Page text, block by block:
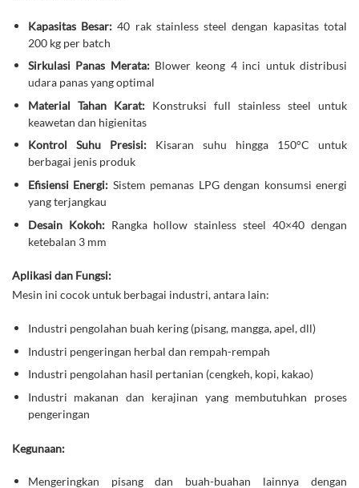
Kapasitas Besar: 40 rak stainless steel dengan kapasitas total
200 kg per batch
Sirkulasi Panas Merata:Blower keong 4 inci untuk distribusi
udara panas yang optimal
Material Tahan Karat:Konstruksi full stainless steel untuk
keawetan dan higienitas
Kontrol Suhu Presisi:Kisaran suhu hingga 150°C untuk
berbagai jenis produk
Efisiensi Energi: Sistem pemanas LPG dengan konsumsi energi
yang terjangkau
Desain Kokoh:Rangka hollow stainless steel 40×40 dengan
ketebalan 3 mm
Aplikasi dan Fungsi:
Mesin ini cocok untuk berbagai industri, antara lain:
Industri pengolahan buah kering (pisang, mangga, apel, dll)
Industri pengeringan herbal dan rempah-rempah
Industri pengolahan hasil pertanian (cengkeh, kopi, kakao)
Industri makanan dan kerajinan yang membutuhkan proses
pengeringan
Kegunaan:
Mengeringkan pisang dan buah-buahan lainnya dengan